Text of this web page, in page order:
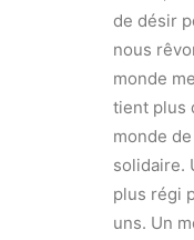
de désir
nous
monde
tient plus
monde
solidaire.
plus régi
uns. Un